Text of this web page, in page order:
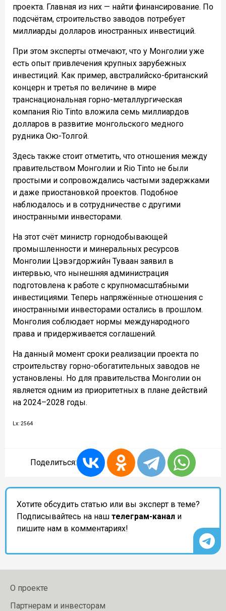
проекта. Главная из них — найти финансирование. По
подсчётам, строительство заводов потребует
миллиарды долларов иностранных инвестиций.
При этом эксперты отмечают, что у Монголии уже
есть опыт привлечения крупных зарубежных
инвестиций. Как пример, австралийско-британский
концерн и третья по величине в мире
транснациональная горно-металлургическая
компания Rio Tinto вложила семь миллиардов
долларов в развитие монгольского медного
рудника Ою-Толгой.
Здесь также стоит отметить, что отношения между
правительством Монголии и Rio Tinto не были
простыми и сопровождались частыми задержками
и даже приостановкой проектов. Подобное
наблюдалось и в сотрудничестве с другими
иностранными инвесторами.
На этот счёт министр горнодобывающей
промышленности и минеральных ресурсов
Монголии Цэвэгдоржийн Туваан заявил в
интервью, что нынешняя администрация
подготовлена к работе с крупномасштабными
инвестициями. Теперь напряжённые отношения с
иностранными инвесторами остались в прошлом.
Монголия соблюдает нормы международного
права и придерживается соглашений.
На данный момент сроки реализации проекта по
строительству горно-обогатительных заводов не
установлены. Но для правительства Монголии он
является одним из приоритетных в плане действий
на 2024–2028 годы.
Lx: 2564
Поделиться:
Хотите обсудить статью или вы эксперт в теме?
Подписывайтесь на наш телеграм-канал и
пишите нам в комментариях!
О проекте
Партнерам и инвесторам